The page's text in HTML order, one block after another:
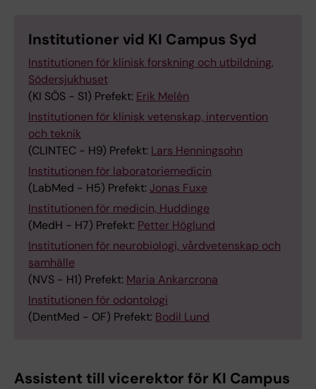
Institutioner vid KI Campus Syd
Institutionen för klinisk forskning och utbildning,
Södersjukhuset
(KI SÖS - S1) Prefekt: Erik Melén
Institutionen för klinisk vetenskap, intervention
och teknik
(CLINTEC - H9) Prefekt: Lars Henningsohn
Institutionen för laboratoriemedicin
(LabMed - H5) Prefekt:Jonas Fuxe
Institutionen för medicin, Huddinge
(MedH - H7) Prefekt: Petter Höglund
Institutionen för neurobiologi, vårdvetenskap och
samhälle
(NVS - H1) Prefekt: Maria Ankarcrona
Institutionen för odontologi
(DentMed - OF) Prefekt: Bodil Lund
Assistent till vicerektor för KI Campus